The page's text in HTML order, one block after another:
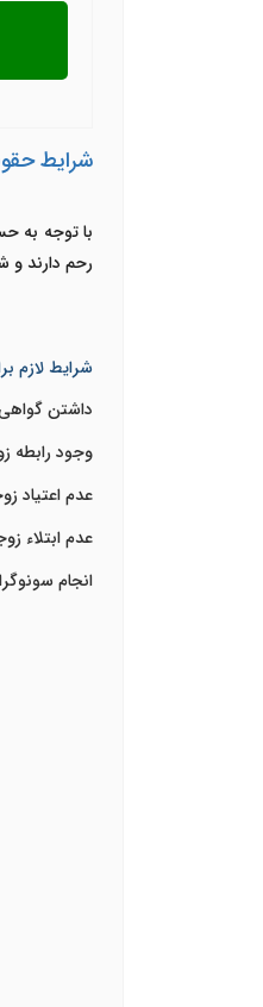
شرایط
با توجه به
رحم دارند و
شرایط لازم
داشتن
وجود رابطه
عدم اعتیاد
عدم ابتلاء
انجام